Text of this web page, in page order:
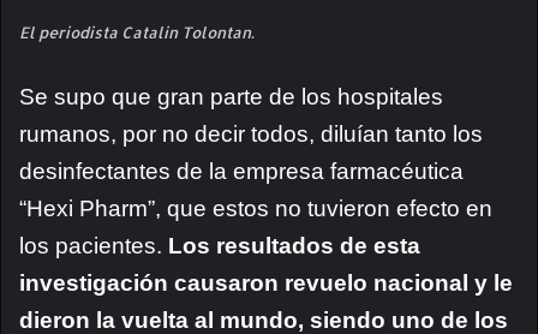
El periodista Catalin Tolontan.
Se supo que gran parte de los hospitales
rumanos, por no decir todos, diluían tanto los
desinfectantes de la empresa farmacéutica
“Hexi Pharm”, que estos no tuvieron efecto en
los pacientes. Los resultados de esta
investigación causaron revuelo nacional y le
dieron la vuelta al mundo, siendo uno de los